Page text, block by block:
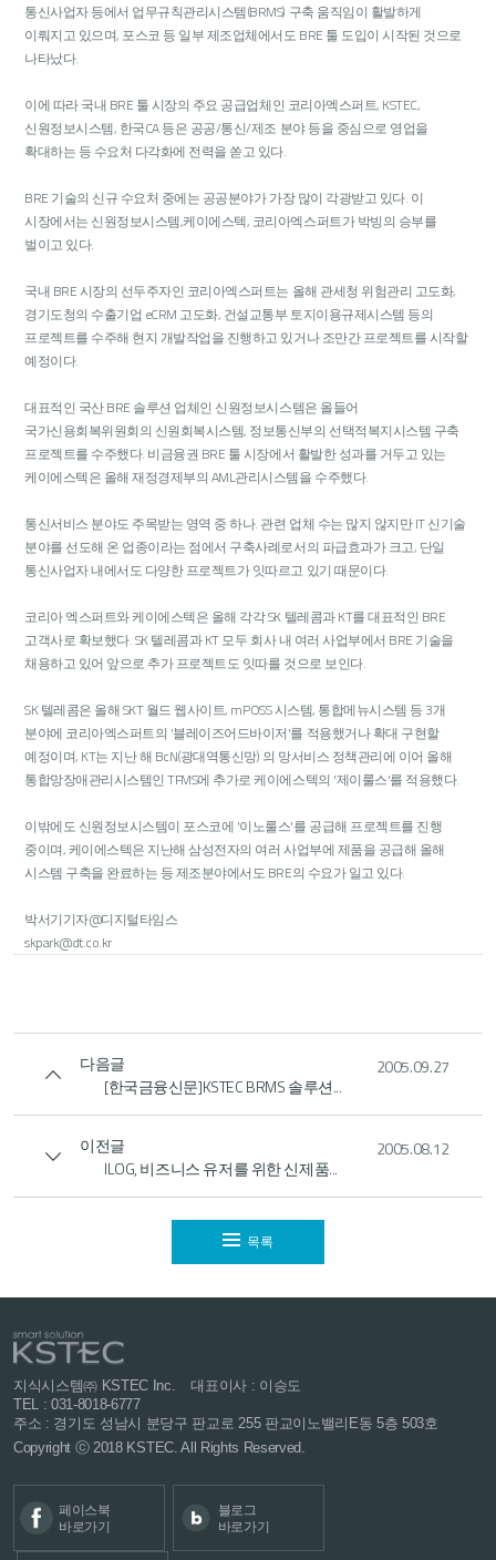
통신사업자 등에서 업무규칙관리시스템(BRMS) 구축 움직임이 활발하게
이뤄지고 있으며, 포스코 등 일부 제조업체에서도 BRE 툴 도입이 시작된 것으로
나타났다.
이에 따라 국내 BRE 툴 시장의 주요 공급업체인 코리아엑스퍼트, KSTEC,
신원정보시스템, 한국CA 등은 공공/통신/제조 분야 등을 중심으로 영업을
확대하는 등 수요처 다각화에 전력을 쏟고 있다.
BRE 기술의 신규 수요처 중에는 공공분야가 가장 많이 각광받고 있다. 이
시장에서는 신원정보시스템,케이에스텍, 코리아엑스퍼트가 박빙의 승부를
벌이고 있다.
국내 BRE 시장의 선두주자인 코리아엑스퍼트는 올해 관세청 위험관리 고도화,
경기도청의 수출기업 eCRM 고도화, 건설교통부 토지이용규제시스템 등의
프로젝트를 수주해 현지 개발작업을 진행하고 있거나 조만간 프로젝트를 시작할
예정이다.
대표적인 국산 BRE 솔루션 업체인 신원정보시스템은 올들어
국가신용회복위원회의 신원회복시스템, 정보통신부의 선택적복지시스템 구축
프로젝트를 수주했다. 비금융권 BRE 툴 시장에서 활발한 성과를 거두고 있는
케이에스텍은 올해 재정경제부의 AML관리시스템을 수주했다.
통신서비스 분야도 주목받는 영역 중 하나. 관련 업체 수는 많지 않지만 IT 신기술
분야를 선도해 온 업종이라는 점에서 구축사례로서의 파급효과가 크고, 단일
통신사업자 내에서도 다양한 프로젝트가 잇따르고 있기 때문이다.
코리아 엑스퍼트와 케이에스텍은 올해 각각 SK 텔레콤과 KT를 대표적인 BRE
고객사로 확보했다. SK 텔레콤과 KT 모두 회사 내 여러 사업부에서 BRE 기술을
채용하고 있어 앞으로 추가 프로젝트도 잇따를 것으로 보인다.
SK 텔레콤은 올해 SKT 월드 웹사이트, mPOSS 시스템, 통합메뉴시스템 등 3개
분야에 코리아엑스퍼트의 '블레이즈어드바이저'를 적용했거나 확대 구현할
예정이며, KT는 지난 해 BcN(광대역통신망) 의 망서비스 정책관리에 이어 올해
통합망장애관리시스템인 TFMS에 추가로 케이에스텍의 '제이룰스'를 적용했다.
이밖에도 신원정보시스템이 포스코에 '이노룰스'를 공급해 프로젝트를 진행
중이며, 케이에스텍은 지난해 삼성전자의 여러 사업부에 제품을 공급해 올해
시스템 구축을 완료하는 등 제조분야에서도 BRE의 수요가 일고 있다.
박서기기자@디지털타임스
skpark@dt.co.kr
다음글
[한국금융신문]KSTEC BRMS 솔루션...
2005.09.27
이전글
ILOG, 비즈니스 유저를 위한 신제품...
2005.08.12
목록
지식시스템㈜ KSTEC Inc.
대표이사 : 이승도
TEL : 031-8018-6777
주소 : 경기도 성남시 분당구 판교로 255 판교이노밸리E동 5층 503호
Copyright ⓒ 2018 KSTEC. All Rights Reserved.
페이스북
바로가기
블로그
바로가기